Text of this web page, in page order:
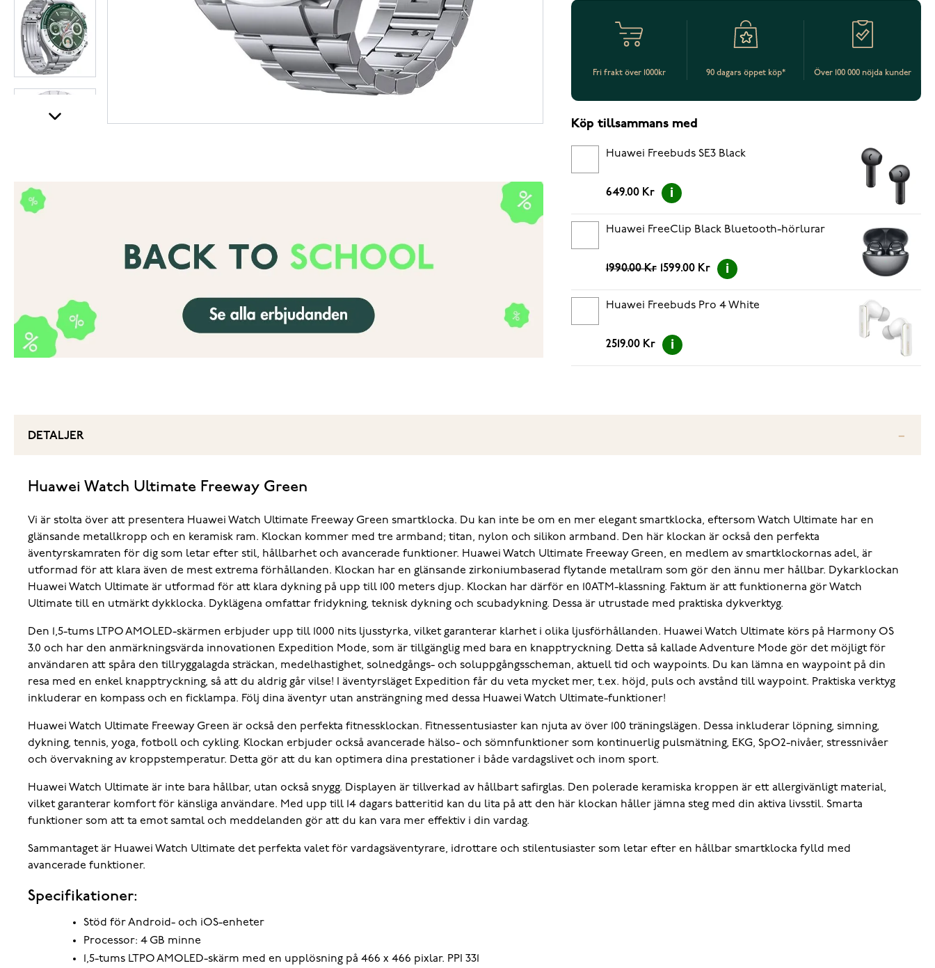
Fri frakt över 1000kr 90 dagars öppet köp* Över 100 000 nöjda kunder
Köp tillsammans med
Huawei Freebuds SE3 Black
649.00 Kr
Huawei FreeClip Black Bluetooth-hörlurar
1990.00 Kr 1599.00 Kr
Huawei Freebuds Pro 4 White
2519.00 Kr
DETALJER
Huawei Watch Ultimate Freeway Green
Vi är stolta över att presentera Huawei Watch Ultimate Freeway Green smartklocka. Du kan inte be om en mer elegant smartklocka, eftersom Watch Ultimate har en
glänsande metallkropp och en keramisk ram. Klockan kommer med tre armband; titan, nylon och silikon armband. Den här klockan är också den perfekta
äventyrskamraten för dig som letar efter stil, hållbarhet och avancerade funktioner. Huawei Watch Ultimate Freeway Green, en medlem av smartklockornas adel, är
utformad för att klara även de mest extrema förhållanden. Klockan har en glänsande zirkoniumbaserad flytande metallram som gör den ännu mer hållbar. Dykarklockan
Huawei Watch Ultimate är utformad för att klara dykning på upp till 100 meters djup. Klockan har därför en 10ATM-klassning. Faktum är att funktionerna gör Watch
Ultimate till en utmärkt dykklocka. Dyklägena omfattar fridykning, teknisk dykning och scubadykning. Dessa är utrustade med praktiska dykverktyg.
Den 1,5-tums LTPO AMOLED-skärmen erbjuder upp till 1000 nits ljusstyrka, vilket garanterar klarhet i olika ljusförhållanden. Huawei Watch Ultimate körs på Harmony OS
3.0 och har den anmärkningsvärda innovationen Expedition Mode, som är tillgänglig med bara en knapptryckning. Detta så kallade Adventure Mode gör det möjligt för
användaren att spåra den tillryggalagda sträckan, medelhastighet, solnedgångs- och soluppgångsscheman, aktuell tid och waypoints. Du kan lämna en waypoint på din
resa med en enkel knapptryckning, så att du aldrig går vilse! I äventyrsläget Expedition får du veta mycket mer, t.ex. höjd, puls och avstånd till waypoint. Praktiska verktyg
inkluderar en kompass och en ficklampa. Följ dina äventyr utan ansträngning med dessa Huawei Watch Ultimate-funktioner!
Huawei Watch Ultimate Freeway Green är också den perfekta fitnessklockan. Fitnessentusiaster kan njuta av över 100 träningslägen. Dessa inkluderar löpning, simning,
dykning, tennis, yoga, fotboll och cykling. Klockan erbjuder också avancerade hälso- och sömnfunktioner som kontinuerlig pulsmätning, EKG, SpO2-nivåer, stressnivåer
och övervakning av kroppstemperatur. Detta gör att du kan optimera dina prestationer i både vardagslivet och inom sport.
Huawei Watch Ultimate är inte bara hållbar, utan också snygg. Displayen är tillverkad av hållbart safirglas. Den polerade keramiska kroppen är ett allergivänligt material,
vilket garanterar komfort för känsliga användare. Med upp till 14 dagars batteritid kan du lita på att den här klockan håller jämna steg med din aktiva livsstil. Smarta
funktioner som att ta emot samtal och meddelanden gör att du kan vara mer effektiv i din vardag.
Sammantaget är Huawei Watch Ultimate det perfekta valet för vardagsäventyrare, idrottare och stilentusiaster som letar efter en hållbar smartklocka fylld med
avancerade funktioner.
Specifikationer:
Stöd för Android- och iOS-enheter
Processor: 4 GB minne
1,5-tums LTPO AMOLED-skärm med en upplösning på 466 x 466 pixlar. PPI 331